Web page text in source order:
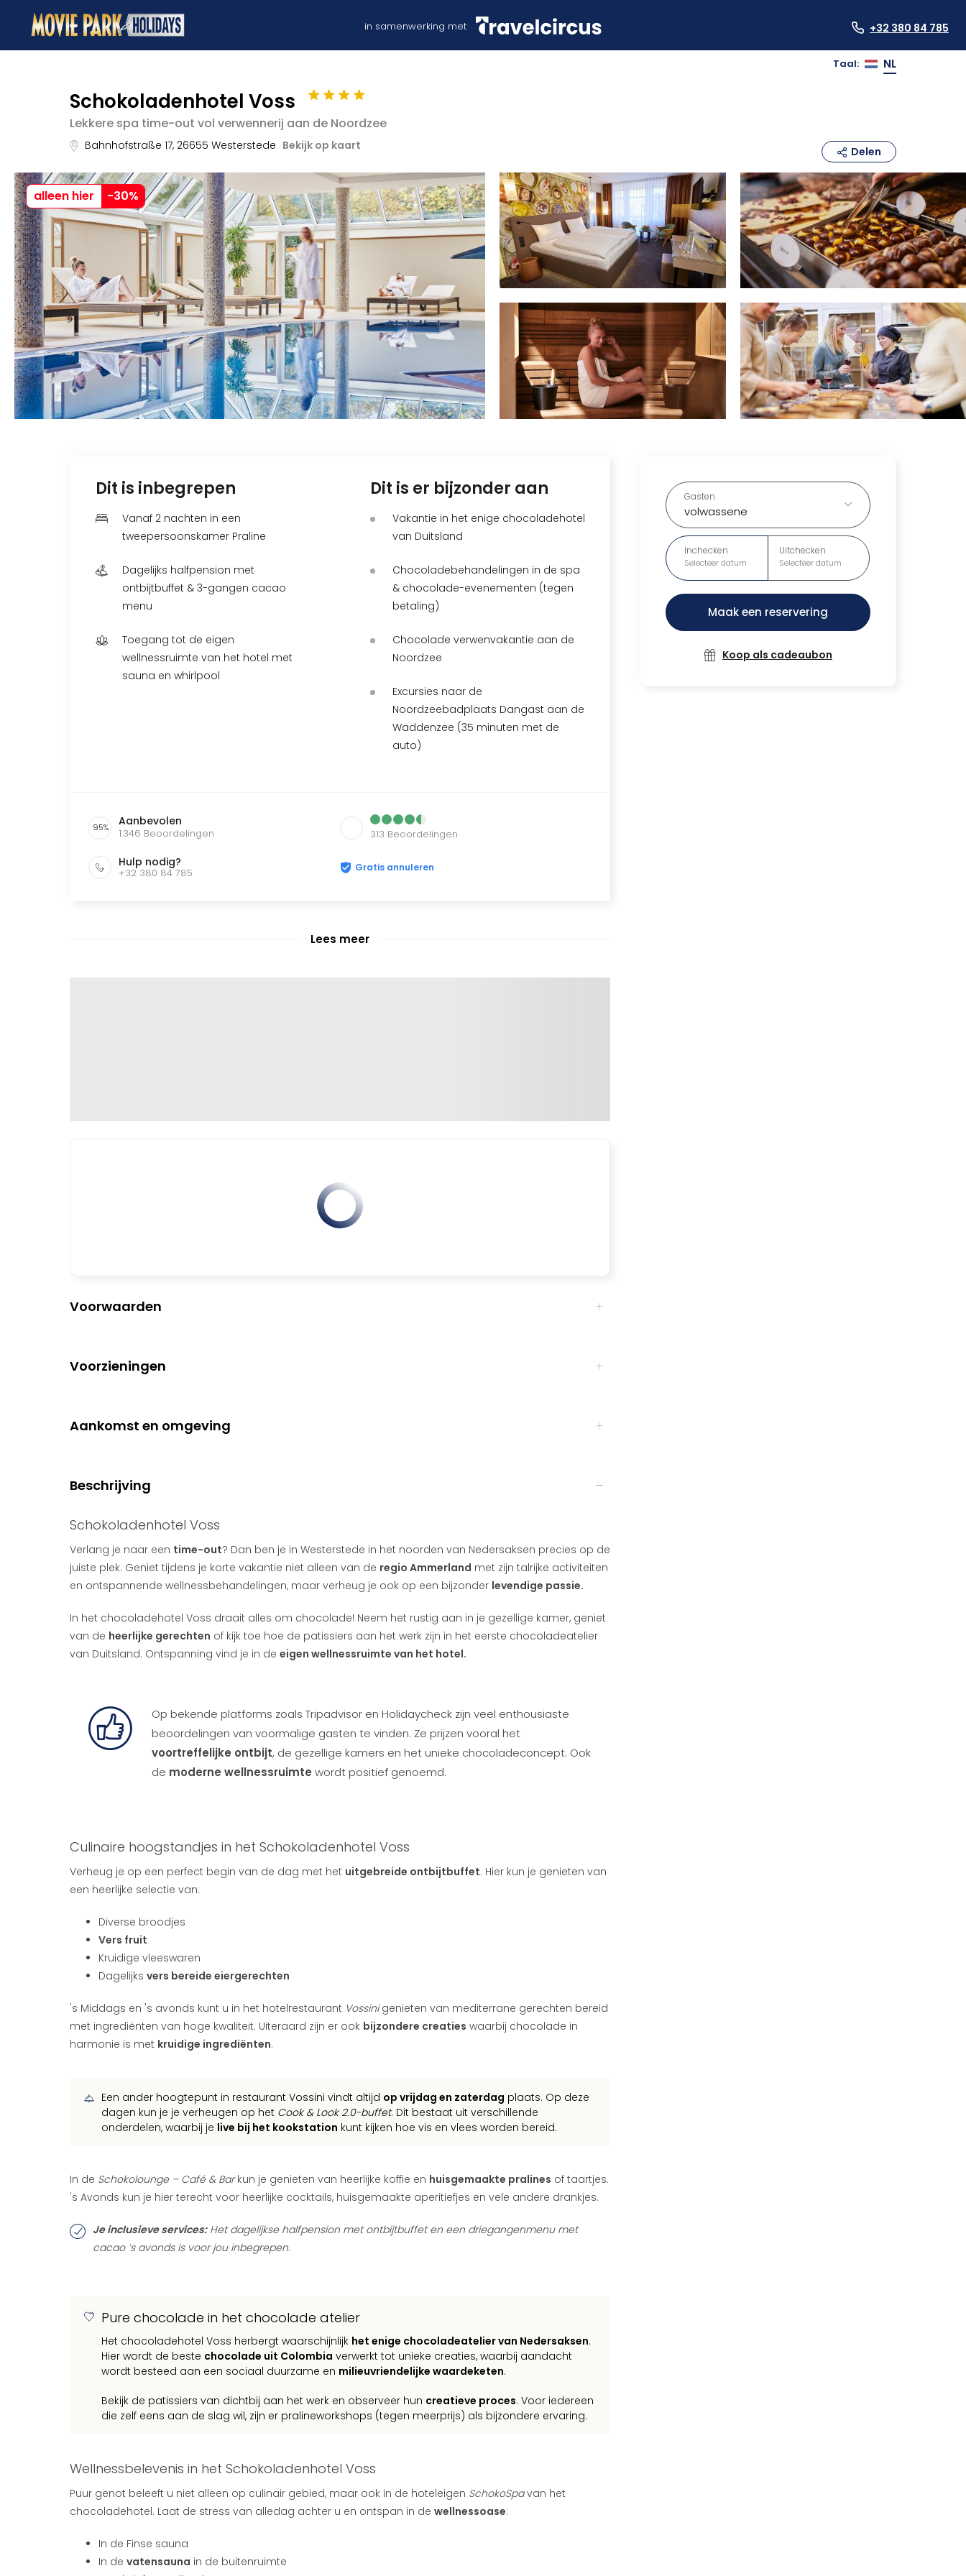
in samenwerking met +32 380 84 785
Taal: NL
Schokoladenhotel Voss
Lekkere spa time-out vol verwennerij aan de Noordzee
Bahnhofstraße 17, 26655 Westerstede Bekijk op kaart Delen
alleen hier -30%
Gasten
volwassene
Inchecken
Selecteer datum
Uitchecken
Selecteer datum
Maak een reservering
Koop als cadeaubon
Dit is inbegrepen
Vanaf 2 nachten in een
tweepersoonskamer Praline
Dagelijks halfpension met
ontbijtbuffet & 3-gangen cacao
menu
Toegang tot de eigen
wellnessruimte van het hotel met
sauna en whirlpool
Dit is er bijzonder aan
Vakantie in het enige chocoladehotel
van Duitsland
Chocoladebehandelingen in de spa
& chocolade-evenementen (tegen
betaling)
Chocolade verwenvakantie aan de
Noordzee
Excursies naar de
Noordzeebadplaats Dangast aan de
Waddenzee (35 minuten met de
auto)
95% Aanbevolen
1.346 Beoordelingen 313 Beoordelingen
Hulp nodig?
+32 380 84 785 Gratis annuleren
Lees meer
Voorwaarden
Voorzieningen
Aankomst en omgeving
Beschrijving
Schokoladenhotel Voss
Verlang je naar een time-out? Dan ben je in Westerstede in het noorden van Nedersaksen precies op de
juiste plek. Geniet tijdens je korte vakantie niet alleen van de regio Ammerland met zijn talrijke activiteiten
en ontspannende wellnessbehandelingen, maar verheug je ook op een bijzonder levendige passie.
In het chocoladehotel Voss draait alles om chocolade! Neem het rustig aan in je gezellige kamer, geniet
van de heerlijke gerechten of kijk toe hoe de patissiers aan het werk zijn in het eerste chocoladeatelier
van Duitsland. Ontspanning vind je in de eigen wellnessruimte van het hotel.
Op bekende platforms zoals Tripadvisor en Holidaycheck zijn veel enthousiaste
beoordelingen van voormalige gasten te vinden. Ze prijzen vooral het
voortreffelijke ontbijt, de gezellige kamers en het unieke chocoladeconcept. Ook
de moderne wellnessruimte wordt positief genoemd.
Culinaire hoogstandjes in het Schokoladenhotel Voss
Verheug je op een perfect begin van de dag met het uitgebreide ontbijtbuffet. Hier kun je genieten van
een heerlijke selectie van:
Diverse broodjes
Vers fruit
Kruidige vleeswaren
Dagelijks vers bereide eiergerechten
's Middags en 's avonds kunt u in het hotelrestaurant Vossinigenieten van mediterrane gerechten bereid
met ingrediënten van hoge kwaliteit. Uiteraard zijn er ook bijzondere creaties waarbij chocolade in
harmonie is met kruidige ingrediënten.
Een ander hoogtepunt in restaurant Vossini vindt altijd op vrijdag en zaterdag plaats. Op deze
dagen kun je je verheugen op het Cook & Look 2.0-buffet. Dit bestaat uit verschillende
onderdelen, waarbij je live bij het kookstation kunt kijken hoe vis en vlees worden bereid.
In de Schokolounge – Café & Barkun je genieten van heerlijke koffie en huisgemaakte pralines of taartjes.
's Avonds kun je hier terecht voor heerlijke cocktails, huisgemaakte aperitiefjes en vele andere drankjes.
Je inclusieve services:Het dagelijkse halfpension met ontbijtbuffet en een driegangenmenu met
cacao ’s avonds is voor jou inbegrepen.
Pure chocolade in het chocolade atelier
Het chocoladehotel Voss herbergt waarschijnlijk het enige chocoladeatelier van Nedersaksen.
Hier wordt de beste chocolade uit Colombia verwerkt tot unieke creaties, waarbij aandacht
wordt besteed aan een sociaal duurzame en milieuvriendelijke waardeketen.
Bekijk de patissiers van dichtbij aan het werk en observeer hun creatieve proces. Voor iedereen
die zelf eens aan de slag wil, zijn er pralineworkshops (tegen meerprijs) als bijzondere ervaring.
Wellnessbelevenis in het Schokoladenhotel Voss
Puur genot beleeft u niet alleen op culinair gebied, maar ook in de hoteleigen SchokoSpavan het
chocoladehotel. Laat de stress van alledag achter u en ontspan in de wellnessoase:
In de Finse sauna
In de vatensauna in de buitenruimte